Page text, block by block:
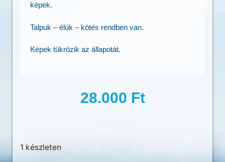
képek.
Talpuk – élük – kötés rendben van.
Képek tükrözik az állapotát.
28.000 Ft
1 készleten